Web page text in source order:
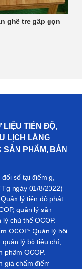
ghế tre gấp gọn
LIỆU TIẾN ĐỘ,
LỊCH LÀNG
SẢN PHẨM, BẢN
số tại điểm g,
ngày 01/8/2022)
lý tiến độ phát
quản lý sản
chủ thể OCOP.
OCOP: Quản lý hội
lý bộ tiêu chí,
phẩm OCOP.
giá chấm điểm